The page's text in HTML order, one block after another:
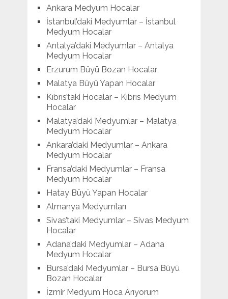
Ankara Medyum Hocalar
İstanbul’daki Medyumlar – İstanbul
Medyum Hocalar
Antalya’daki Medyumlar – Antalya
Medyum Hocalar
Erzurum Büyü Bozan Hocalar
Malatya Büyü Yapan Hocalar
Kıbrıs’taki Hocalar – Kıbrıs Medyum
Hocalar
Malatya’daki Medyumlar – Malatya
Medyum Hocalar
Ankara’daki Medyumlar – Ankara
Medyum Hocalar
Fransa’daki Medyumlar – Fransa
Medyum Hocalar
Hatay Büyü Yapan Hocalar
Almanya Medyumları
Sivas’taki Medyumlar – Sivas Medyum
Hocalar
Adana’daki Medyumlar – Adana
Medyum Hocalar
Bursa’daki Medyumlar – Bursa Büyü
Bozan Hocalar
İzmir Medyum Hoca Arıyorum